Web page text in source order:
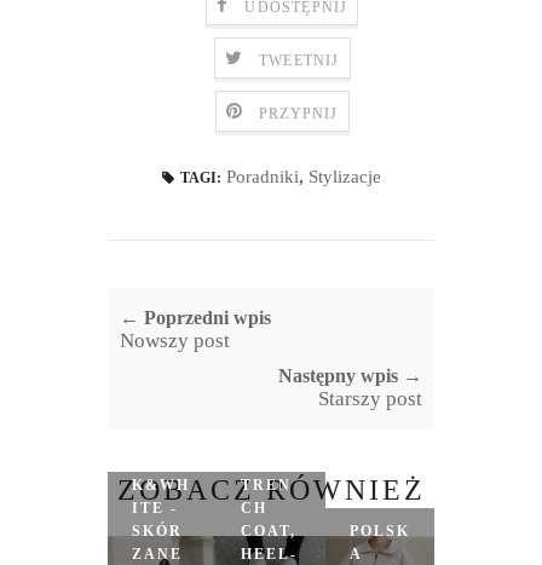
UDOSTĘPNIJ
TWEETNIJ
PRZYPNIJ
TAGI: Poradniki, Stylizacje
← Poprzedni wpis
Nowszy post
Następny wpis →
Starszy post
ZOBACZ RÓWNIEŻ
K&WH
ITE -
SKÓR
ZANE
TREN
CH
COAT,
HEEL-
POLSK
A